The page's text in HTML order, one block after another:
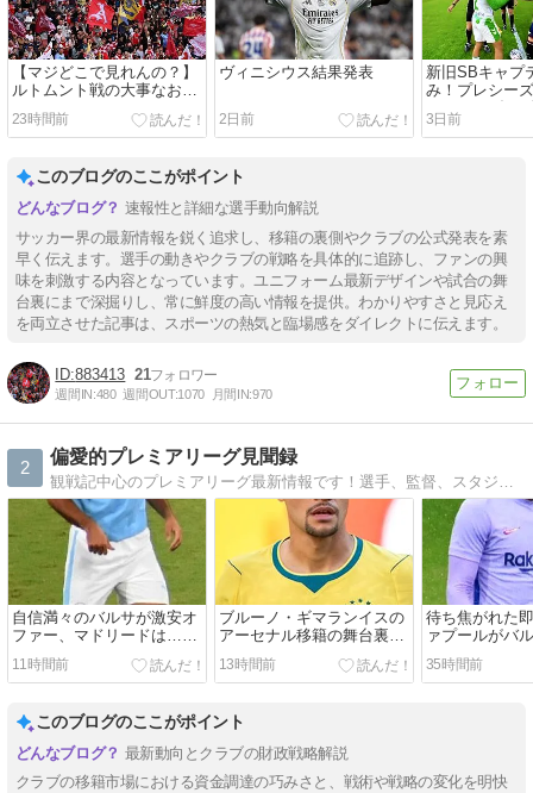
【マジどこで見れんの？】
ルトムント戦の大事なお知
らせ
23時間前
ヴィニシウス結果発表
2日前
新旧SBキャプ
み！プレシー
ジェリンダー
3日前
このブログのここがポイント
速報性と詳細な選手動向解説
サッカー界の最新情報を鋭く追求し、移籍の裏側やクラブの公式発表を素
早く伝えます。選手の動きやクラブの戦略を具体的に追跡し、ファンの興
味を刺激する内容となっています。ユニフォーム最新デザインや試合の舞
台裏にまで深掘りし、常に鮮度の高い情報を提供。わかりやすさと見応え
を両立させた記事は、スポーツの熱気と臨場感をダイレクトに伝えます。
883413 21
週間IN:480 週間OUT:1070 月間IN:970
2
偏愛的プレミアリーグ見聞録
観戦記中心のプレミアリーグ最新情報です！選手、監督、スタジアム、観戦記から英国文化、旅行まで、プレミアリーグネタ満載！
自信満々のバルサが激安オ
ファー、マドリードは…！
ロドリ争奪戦を目論んだマ
ン・シティの誤算。
11時間前
ブルーノ・ギマランイスの
アーセナル移籍の舞台裏。
メロドラマの結末は最初か
ら決まっていた…！
13時間前
待ち焦がれた
ァプールがバ
ナウド・アラ
で獲得！
35時間前
このブログのここがポイント
最新動向とクラブの財政戦略解説
クラブの移籍市場における資金調達の巧みさと、戦術や戦略の変化を明快